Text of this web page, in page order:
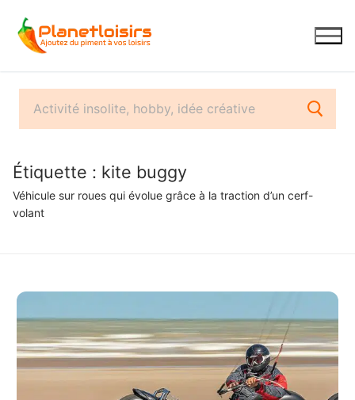
contenu
Étiquette : kite buggy
Véhicule sur roues qui évolue grâce à la traction d’un cerf-
volant